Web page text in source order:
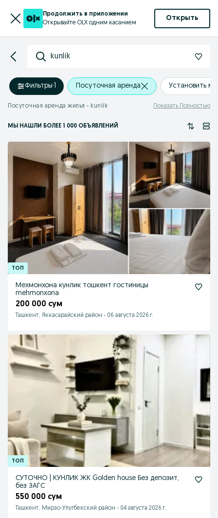
Продолжить в приложении
Открывайте OLX одним касанием
Открыть
kunlik
Фильтры·1 Посуточная аренда Установить
Посуточная аренда жилья - kunlik Показать Полностью
МЫ НАШЛИ БОЛЕЕ 1 000 ОБЪЯВЛЕНИЙ
Мехмонхона кунлик тошкент гостиницы
mehmonxona
200 000 сум
Ташкент, Яккасарайский район - 06 августа 2026 г.
СУТОЧНО | КУНЛИК ЖК Golden house Без депозит,
без ЗАГС
550 000 сум
Ташкент, Мирзо-Улугбекский район - 04 августа 2026 г.